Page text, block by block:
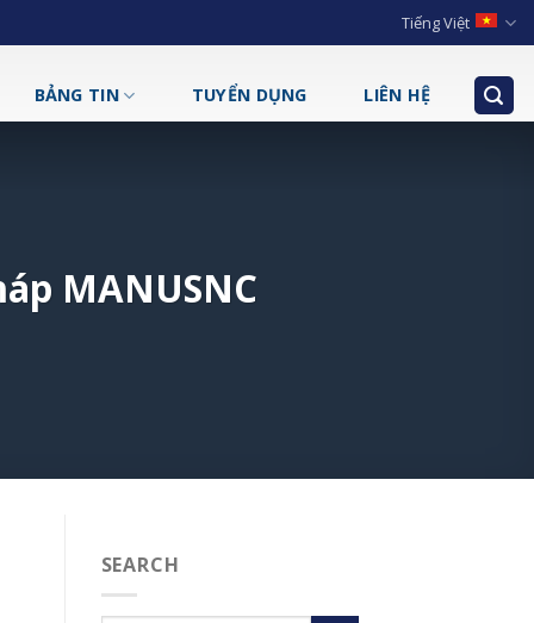
Tiếng Việt
BẢNG TIN TUYỂN DỤNG LIÊN HỆ
MANUSNC
SEARCH